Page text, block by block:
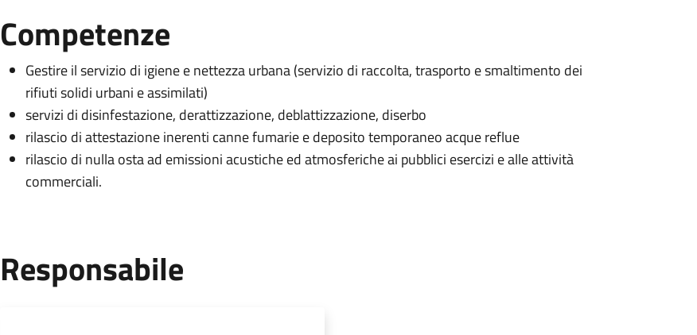
Competenze
Gestire il servizio di igiene e nettezza urbana (servizio di raccolta, trasporto e smaltimento dei
rifiuti solidi urbani e assimilati)
servizi di disinfestazione, derattizzazione, deblattizzazione, diserbo
rilascio di attestazione inerenti canne fumarie e deposito temporaneo acque reflue
rilascio di nulla osta ad emissioni acustiche ed atmosferiche ai pubblici esercizi e alle attività
commerciali.
Responsabile